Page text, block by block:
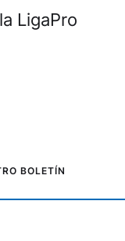
LigaPro
BOLETÍN